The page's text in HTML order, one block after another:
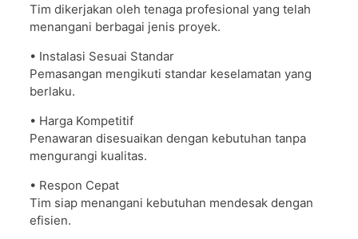
Tim dikerjakan oleh tenaga profesional yang telah
menangani berbagai jenis proyek.
• Instalasi Sesuai Standar
Pemasangan mengikuti standar keselamatan yang
berlaku.
• Harga Kompetitif
Penawaran disesuaikan dengan kebutuhan tanpa
mengurangi kualitas.
• Respon Cepat
Tim siap menangani kebutuhan mendesak dengan
efisien.